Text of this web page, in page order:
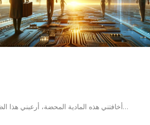
أخافتني هذه المادية المحضة، أرعبني هذا الظلم و السفور، جداً أقلقني الانحلال في كل مكان…